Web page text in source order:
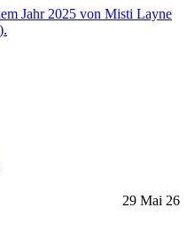
29 Mai 26